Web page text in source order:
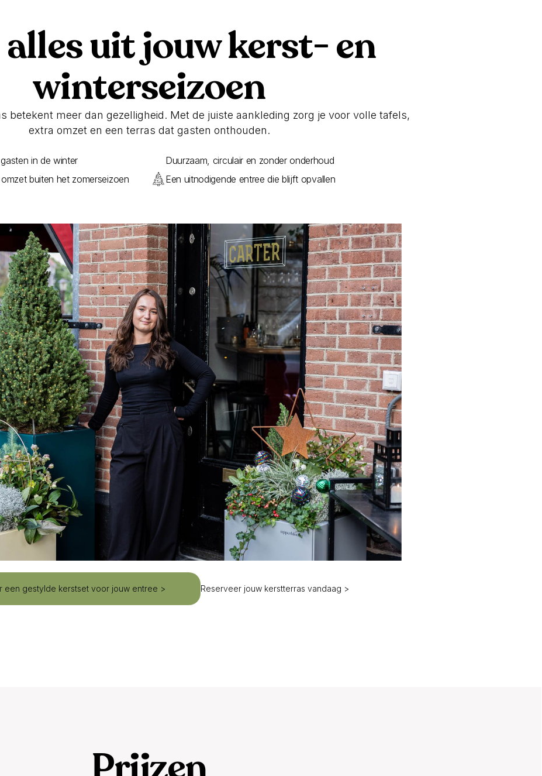
uit jouw kerst- en
winterseizoen
betekent meer dan gezelligheid. Met de juiste aankleding zorg je voor volle tafels,
extra omzet en een terras dat gasten onthouden.
in de winter
Duurzaam, circulair en zonder onderhoud
buiten het zomerseizoen
Een uitnodigende entree die blijft opvallen
een gestylde kerstset voor jouw entree > Reserveer jouw kerstterras vandaag >